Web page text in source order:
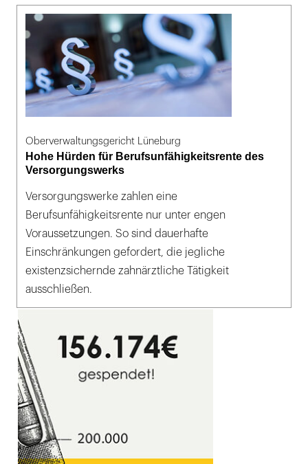
Oberverwaltungsgericht Lüneburg
Hohe Hürden für Berufsunfähigkeitsrente des
Versorgungswerks
Versorgungswerke zahlen eine
Berufsunfähigkeitsrente nur unter engen
Voraussetzungen. So sind dauerhafte
Einschränkungen gefordert, die jegliche
existenzsichernde zahnärztliche Tätigkeit
ausschließen.